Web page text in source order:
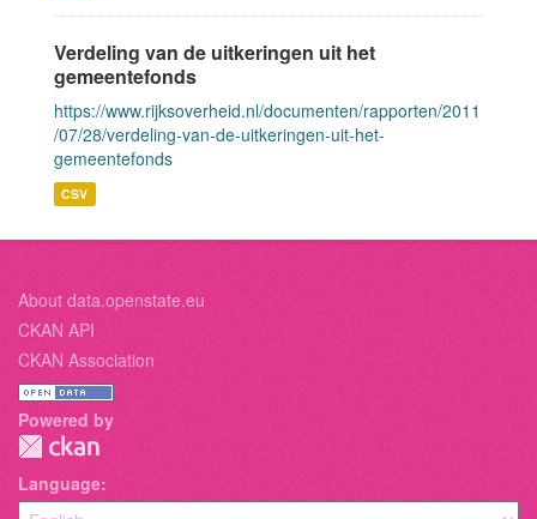
Verdeling van de uitkeringen uit het
gemeentefonds
https://www.rijksoverheid.nl/documenten/rapporten/2011
/07/28/verdeling-van-de-uitkeringen-uit-het-
gemeentefonds
CSV
About data.openstate.eu
CKAN API
CKAN Association
Powered by
Language